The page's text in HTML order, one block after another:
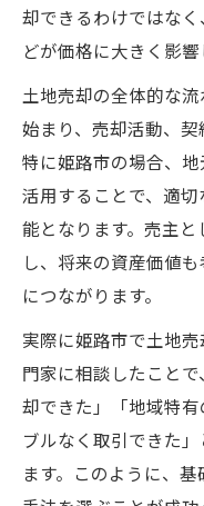
却できるわけではな
どが価格に大きく影響
土地売却の全体的な
始まり、売却活動、契
特に姫路市の場合、
活用することで、適
能となります。売主
し、将来の資産価値
につながります。
実際に姫路市で土地
門家に相談したこと
却できた」「地域特
ブルなく取引できた
ます。このように、